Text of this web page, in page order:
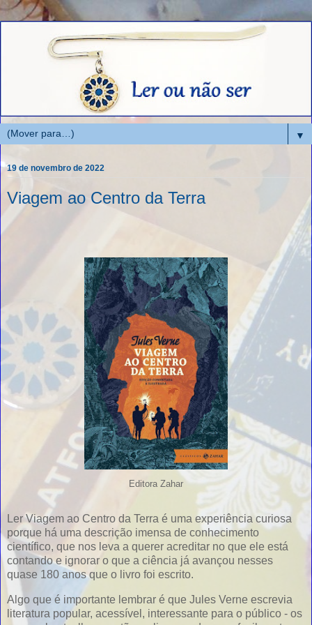
▼
19 de novembro de 2022
Viagem ao Centro da Terra
Editora Zahar
Ler Viagem ao Centro da Terra é uma experiência curiosa
porque há uma descrição imensa de conhecimento
científico, que nos leva a querer acreditar no que ele está
contando e ignorar o que a ciência já avançou nesses
quase 180 anos que o livro foi escrito.
Algo que é importante lembrar é que Jules Verne escrevia
literatura popular, acessível, interessante para o público - os